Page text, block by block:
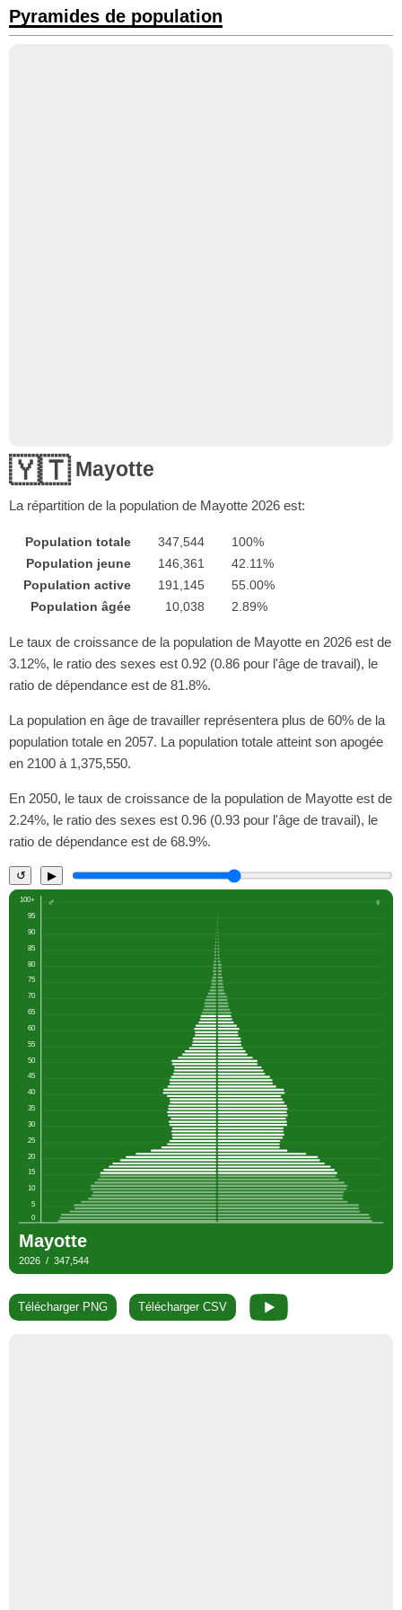
Pyramides de population
🇾🇹Mayotte
La répartition de la population de Mayotte 2026 est:
Population totale 347,544
100%
Population jeune
146,361
42.11%
Population active
191,145
55.00%
Population âgée
10,038 2.89%
Le taux de croissance de la population de Mayotte en 2026 est de
3.12%, le ratio des sexes est 0.92 (0.86 pour l'âge de travail), le
ratio de dépendance est de 81.8%.
La population en âge de travailler représentera plus de 60% de la
population totale en 2057. La population totale atteint son apogée
en 2100 à 1,375,550.
En 2050, le taux de croissance de la population de Mayotte est de
2.24%, le ratio des sexes est 0.96 (0.93 pour l'âge de travail), le
ratio de dépendance est de 68.9%.
↺ ▶
Télécharger PNG Télécharger CSV